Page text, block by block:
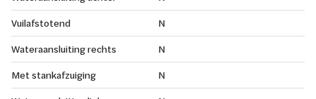
Vuilafstotend
N
Wateraansluiting rechts
N
Met stankafzuiging
N